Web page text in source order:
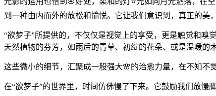
到一种由内而外的放松和愉悦。它让我们意识到，真正的美
“欲梦子”所提供的，不仅仅是视觉上的享受，更是触觉和
天然植物的芬芳，如雨后的青草、初绽的花朵、或是温暖的
这些微小的细节，汇聚成一股强大🌸的治愈力量，在不知不
在“欲梦子”的世界里，时间仿佛慢了下来。它鼓励我们放